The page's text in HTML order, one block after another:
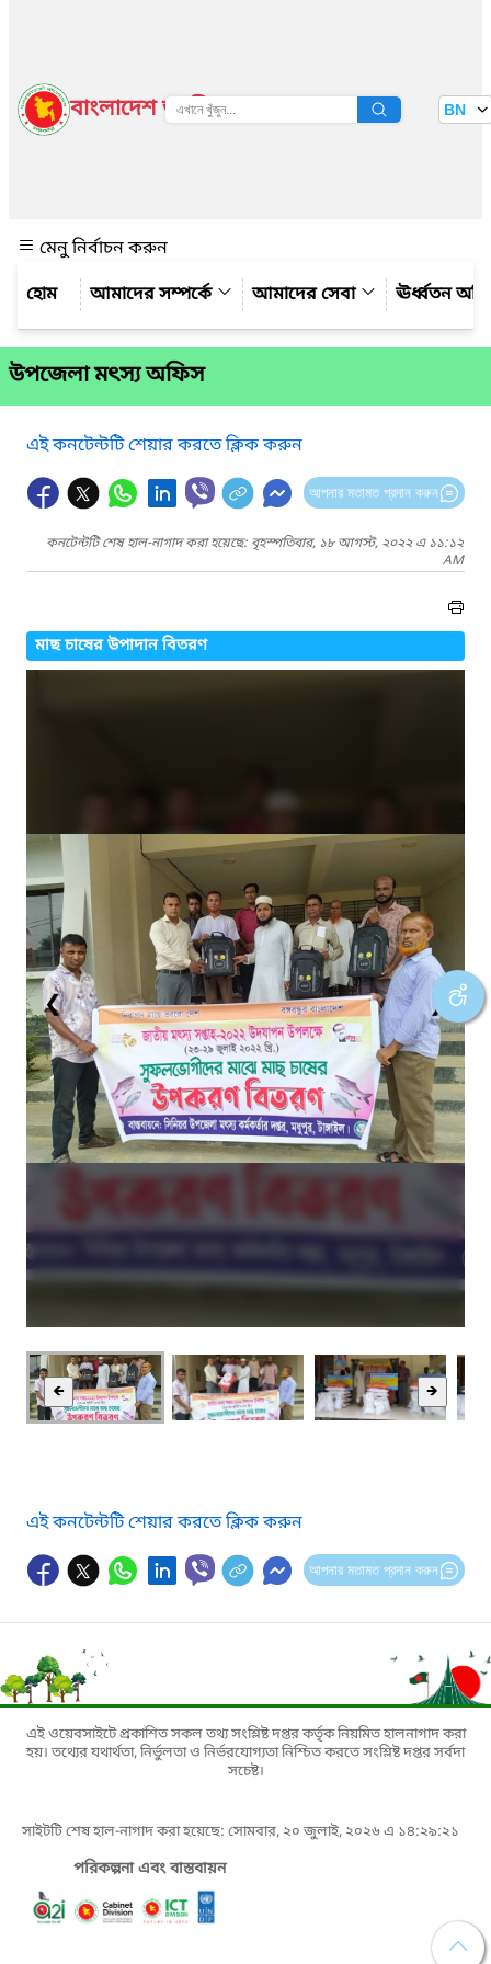
বাংলাদেশ জাতীয় তথ্য বাতায়ন BN
মেনু নির্বাচন করুন
আমাদের সম্পর্কে
আমাদের সেবা ঊর্ধ্বতন
উপজেলা মৎস্য অফিস
এই কনটেন্টটি শেয়ার করতে ক্লিক করুন
আপনার মতামত প্রদান করুন
কনটেন্টটি শেষ হাল-নাগাদ করা হয়েছে: বৃহস্পতিবার, ১৮ আগস্ট, ২০২২ এ ১১:১২
AM
মাছ চাষের উপাদান বিতরণ
❮ ❯
🡸 🡺
এই কনটেন্টটি শেয়ার করতে ক্লিক করুন
আপনার মতামত প্রদান করুন
এই ওয়েবসাইটে প্রকাশিত সকল তথ্য সংশ্লিষ্ট দপ্তর কর্তৃক নিয়মিত হালনাগাদ করা
হয়। তথ্যের যথার্থতা, নির্ভুলতা ও নির্ভরযোগ্যতা নিশ্চিত করতে সংশ্লিষ্ট দপ্তর সর্বদা
সচেষ্ট।
সাইটটি শেষ হাল-নাগাদ করা হয়েছে: সোমবার, ২০ জুলাই, ২০২৬ এ ১৪:২৯:২১
পরিকল্পনা এবং বাস্তবায়ন